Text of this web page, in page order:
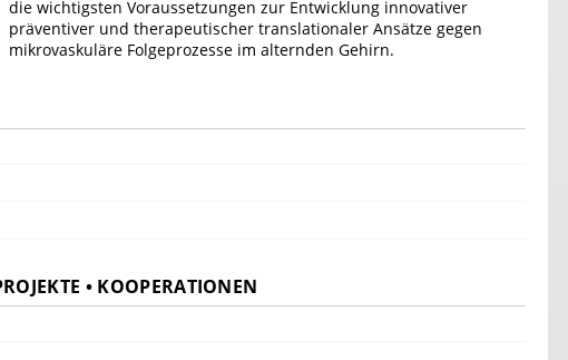
die wichtigsten Voraussetzungen zur Entwicklung innovativer
präventiver und therapeutischer translationaler Ansätze gegen
mikrovaskuläre Folgeprozesse im alternden Gehirn.
• KOOPERATIONEN